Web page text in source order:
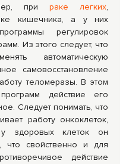
при раке легких,
кишечника, а у них
регулировок
Из этого следует, что
автоматическую
самовосстановление
теломеразы. В этом
действие его
Следует понимать, что
работу онкоклеток,
здоровых клеток он
что свойственно и для
действие